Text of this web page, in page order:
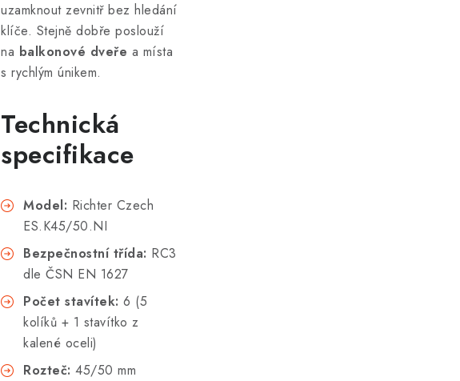
uzamknout zevnitř bez hledání
klíče. Stejně dobře poslouží
na balkonové dveře a místa
s rychlým únikem.
Technická
specifikace
Model: Richter Czech
ES.K45/50.NI
Bezpečnostní třída: RC3
dle ČSN EN 1627
Počet stavítek: 6 (5
kolíků + 1 stavítko z
kalené oceli)
Rozteč: 45/50 mm